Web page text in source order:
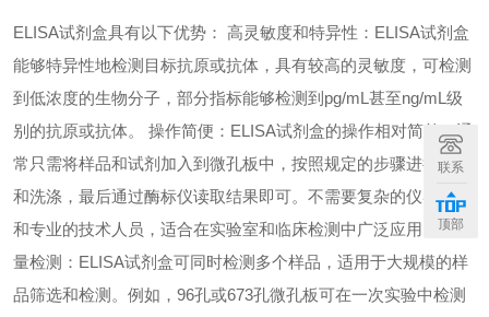
ELISA试剂盒具有以下优势： 高灵敏度和特异性：ELISA试剂盒
能够特异性地检测目标抗原或抗体，具有较高的灵敏度，可检测
到低浓度的生物分子，部分指标能够检测到pg/mL甚至ng/mL级
别的抗原或抗体。 操作简便：ELISA试剂盒的操作相对简单，通
常只需将样品和试剂加入到微孔板中，按照规定的步骤进行孵育
和洗涤，最后通过酶标仪读取结果即可。不需要复杂的仪器设备
和专业的技术人员，适合在实验室和临床检测中广泛应用。 高通
量检测：ELISA试剂盒可同时检测多个样品，适用于大规模的样
品筛选和检测。例如，96孔或673孔微孔板可在一次实验中检测
联系
顶部